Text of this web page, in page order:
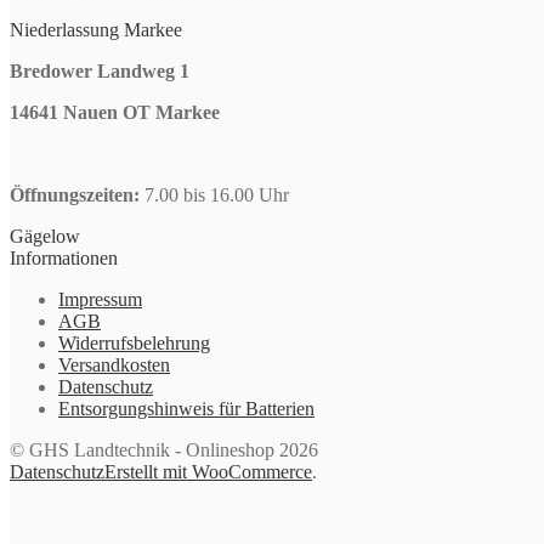
Niederlassung Markee
Bredower Landweg 1
14641 Nauen OT Markee
Öffnungszeiten: 7.00 bis 16.00 Uhr
Gägelow
Informationen
Impressum
AGB
Widerrufsbelehrung
Versandkosten
Datenschutz
Entsorgungshinweis für Batterien
© GHS Landtechnik - Onlineshop 2026
DatenschutzErstellt mit WooCommerce.